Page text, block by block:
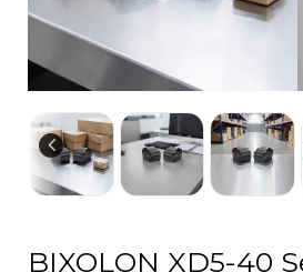
BIXOLON XD5-40